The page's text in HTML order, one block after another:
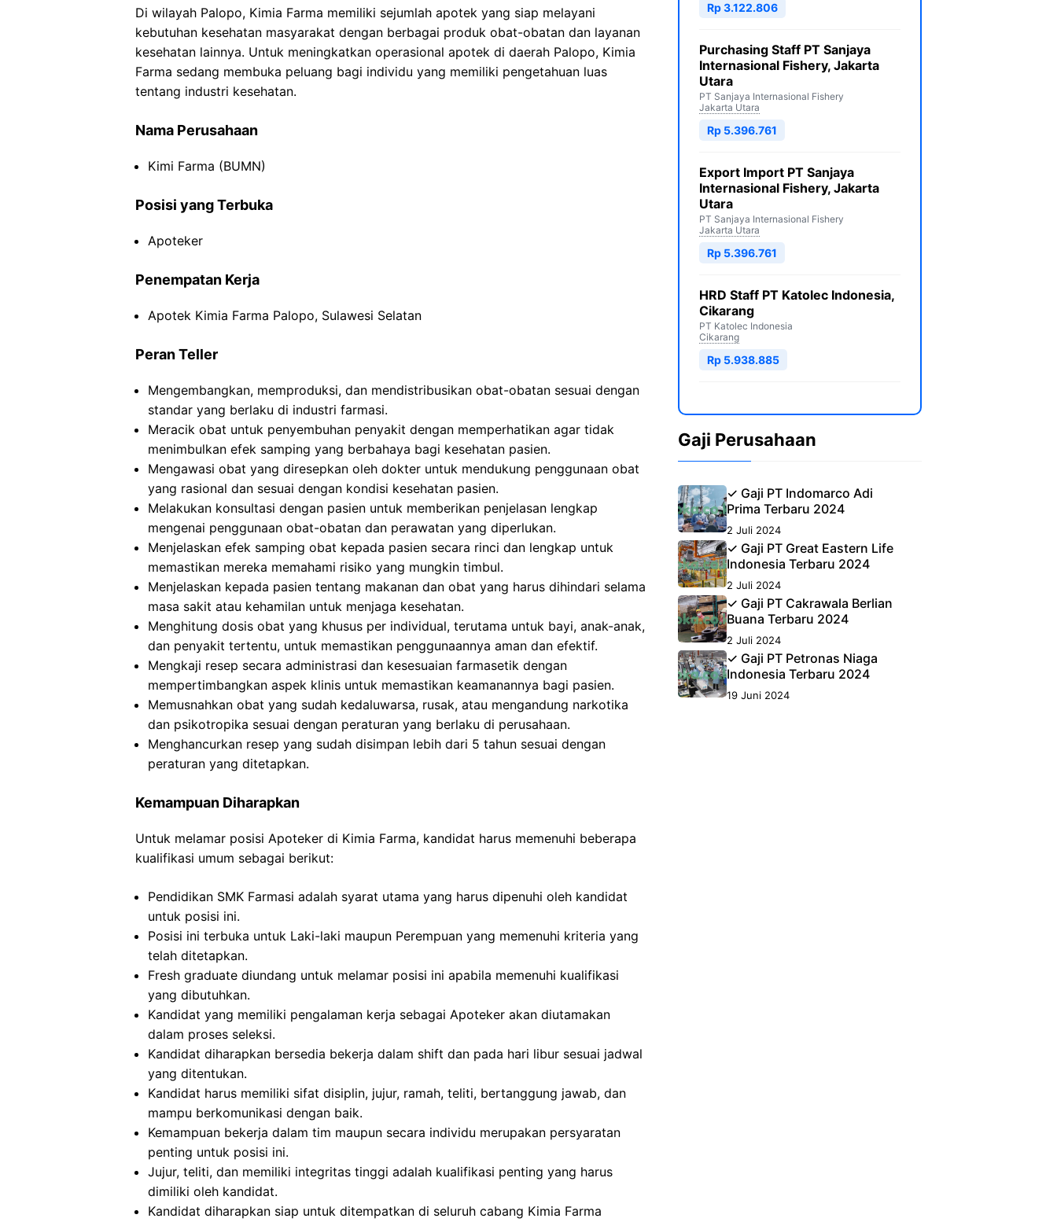
Di wilayah Palopo, Kimia Farma memiliki sejumlah apotek yang siap melayani
kebutuhan kesehatan masyarakat dengan berbagai produk obat-obatan dan layanan
kesehatan lainnya. Untuk meningkatkan operasional apotek di daerah Palopo, Kimia
Farma sedang membuka peluang bagi individu yang memiliki pengetahuan luas
tentang industri kesehatan.
Nama Perusahaan
Kimi Farma (BUMN)
Posisi yang Terbuka
Apoteker
Penempatan Kerja
Apotek Kimia Farma Palopo, Sulawesi Selatan
Peran Teller
Mengembangkan, memproduksi, dan mendistribusikan obat-obatan sesuai dengan
standar yang berlaku di industri farmasi.
Meracik obat untuk penyembuhan penyakit dengan memperhatikan agar tidak
menimbulkan efek samping yang berbahaya bagi kesehatan pasien.
Mengawasi obat yang diresepkan oleh dokter untuk mendukung penggunaan obat
yang rasional dan sesuai dengan kondisi kesehatan pasien.
Melakukan konsultasi dengan pasien untuk memberikan penjelasan lengkap
mengenai penggunaan obat-obatan dan perawatan yang diperlukan.
Menjelaskan efek samping obat kepada pasien secara rinci dan lengkap untuk
memastikan mereka memahami risiko yang mungkin timbul.
Menjelaskan kepada pasien tentang makanan dan obat yang harus dihindari selama
masa sakit atau kehamilan untuk menjaga kesehatan.
Menghitung dosis obat yang khusus per individual, terutama untuk bayi, anak-anak,
dan penyakit tertentu, untuk memastikan penggunaannya aman dan efektif.
Mengkaji resep secara administrasi dan kesesuaian farmasetik dengan
mempertimbangkan aspek klinis untuk memastikan keamanannya bagi pasien.
Memusnahkan obat yang sudah kedaluwarsa, rusak, atau mengandung narkotika
dan psikotropika sesuai dengan peraturan yang berlaku di perusahaan.
Menghancurkan resep yang sudah disimpan lebih dari 5 tahun sesuai dengan
peraturan yang ditetapkan.
Kemampuan Diharapkan
Untuk melamar posisi Apoteker di Kimia Farma, kandidat harus memenuhi beberapa
kualifikasi umum sebagai berikut:
Pendidikan SMK Farmasi adalah syarat utama yang harus dipenuhi oleh kandidat
untuk posisi ini.
Posisi ini terbuka untuk Laki-laki maupun Perempuan yang memenuhi kriteria yang
telah ditetapkan.
Fresh graduate diundang untuk melamar posisi ini apabila memenuhi kualifikasi
yang dibutuhkan.
Kandidat yang memiliki pengalaman kerja sebagai Apoteker akan diutamakan
dalam proses seleksi.
Kandidat diharapkan bersedia bekerja dalam shift dan pada hari libur sesuai jadwal
yang ditentukan.
Kandidat harus memiliki sifat disiplin, jujur, ramah, teliti, bertanggung jawab, dan
mampu berkomunikasi dengan baik.
Kemampuan bekerja dalam tim maupun secara individu merupakan persyaratan
penting untuk posisi ini.
Jujur, teliti, dan memiliki integritas tinggi adalah kualifikasi penting yang harus
dimiliki oleh kandidat.
Kandidat diharapkan siap untuk ditempatkan di seluruh cabang Kimia Farma
Rp 3.122.806
Purchasing Staff PT Sanjaya
Internasional Fishery, Jakarta
Utara
PT Sanjaya Internasional Fishery
Jakarta Utara
Rp 5.396.761
Export Import PT Sanjaya
Internasional Fishery, Jakarta
Utara
PT Sanjaya Internasional Fishery
Jakarta Utara
Rp 5.396.761
HRD Staff PT Katolec Indonesia,
Cikarang
PT Katolec Indonesia
Cikarang
Rp 5.938.885
Gaji Perusahaan
✓ Gaji PT Indomarco Adi
Prima Terbaru 2024
2 Juli 2024
✓ Gaji PT Great Eastern Life
Indonesia Terbaru 2024
2 Juli 2024
✓ Gaji PT Cakrawala Berlian
Buana Terbaru 2024
2 Juli 2024
✓ Gaji PT Petronas Niaga
Indonesia Terbaru 2024
19 Juni 2024